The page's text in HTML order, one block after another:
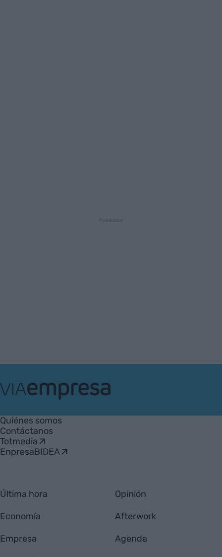
Empresa
Quiénes somos
Contáctanos
Totmedia
EnpresaBIDEA
Última hora
Economía
Empresa
Opinión
Afterwork
Agenda